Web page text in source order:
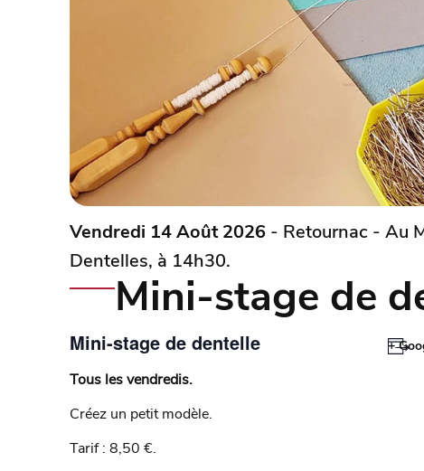
Vendredi 14 Août 2026 - Retournac - Au
Dentelles, à 14h30.
Mini-stage de
Mini-stage de dentelle
Tous les vendredis.
Créez un petit modèle.
Tarif : 8,50 €.
+